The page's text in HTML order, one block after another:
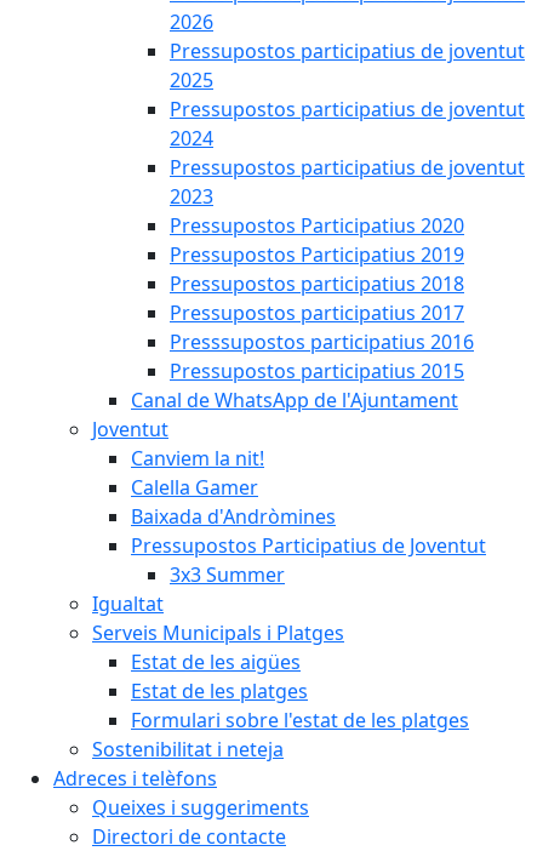
2026
Pressupostos participatius de joventut
2025
Pressupostos participatius de joventut
2024
Pressupostos participatius de joventut
2023
Pressupostos Participatius 2020
Pressupostos Participatius 2019
Pressupostos participatius 2018
Pressupostos participatius 2017
Presssupostos participatius 2016
Pressupostos participatius 2015
Canal de WhatsApp de l'Ajuntament
Joventut
Canviem la nit!
Calella Gamer
Baixada d'Andròmines
Pressupostos Participatius de Joventut
3x3 Summer
Igualtat
Serveis Municipals i Platges
Estat de les aigües
Estat de les platges
Formulari sobre l'estat de les platges
Sostenibilitat i neteja
Adreces i telèfons
Queixes i suggeriments
Directori de contacte